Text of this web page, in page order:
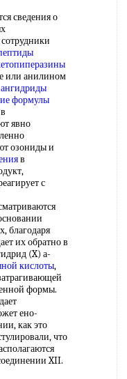
сведения о
или анилином
ангидриды
формулы
явно
озониды и
в
с
благодаря
их обратно в
(X) а-
кислоты,
формы.
ено-
как это
что
XII.